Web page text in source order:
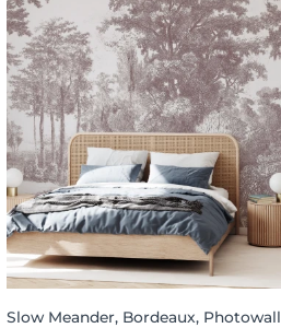
Slow Meander, Bordeaux, Photowall